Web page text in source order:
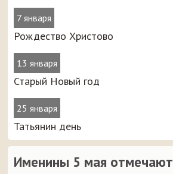
7 января
Рождество Христово
13 января
Старый Новый год
25 января
Татьянин день
Именины 5 мая отмечают